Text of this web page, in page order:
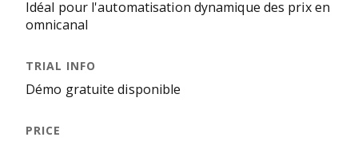
Idéal pour l'automatisation dynamique des prix en
omnicanal
Démo gratuite disponible